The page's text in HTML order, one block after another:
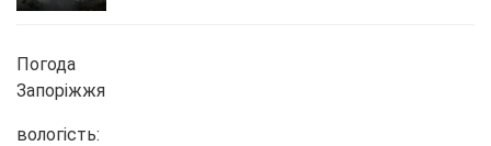
Погода
Запоріжжя
вологість: